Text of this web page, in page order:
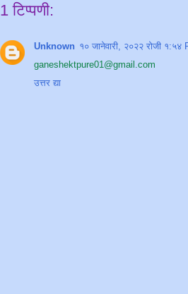
1 टिप्पणी:
Unknown १० जानेवारी, २०२२ रोजी १:५४
ganeshektpure01@gmail.com
उत्तर द्या